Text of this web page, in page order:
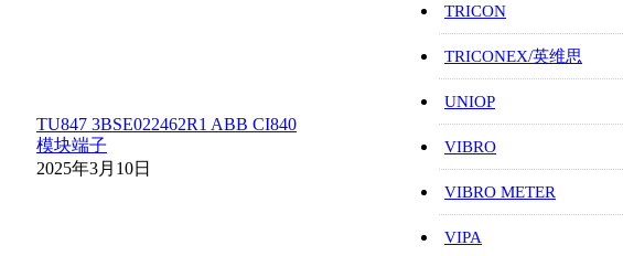
TU847 3BSE022462R1 ABB CI840
模块端子
2025年3月10日
TRICON
TRICONEX/英维思
UNIOP
VIBRO
VIBRO METER
VIPA